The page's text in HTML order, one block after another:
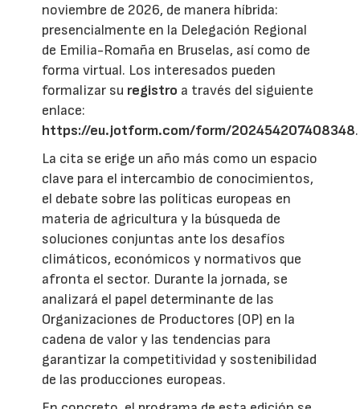
noviembre de 2026, de manera híbrida:
presencialmente en la Delegación Regional
de Emilia-Romaña en Bruselas, así como de
forma virtual. Los interesados pueden
formalizar su registro a través del siguiente
enlace:
https://eu.jotform.com/form/202454207408348.
La cita se erige un año más como un espacio
clave para el intercambio de conocimientos,
el debate sobre las políticas europeas en
materia de agricultura y la búsqueda de
soluciones conjuntas ante los desafíos
climáticos, económicos y normativos que
afronta el sector. Durante la jornada, se
analizará el papel determinante de las
Organizaciones de Productores (OP) en la
cadena de valor y las tendencias para
garantizar la competitividad y sostenibilidad
de las producciones europeas.